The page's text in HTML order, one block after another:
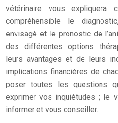
vétérinaire vous expliquera
compréhensible le
envisagé et le pronostic de
des différentes options
leurs avantages et de leurs
implications financières de
poser toutes les questions
exprimer vos inquiétudes ; le
informer et vous conseiller.